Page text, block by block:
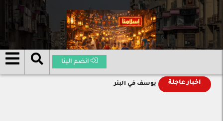
انضم الينا
اخبار عاجلة يوسف في البئر